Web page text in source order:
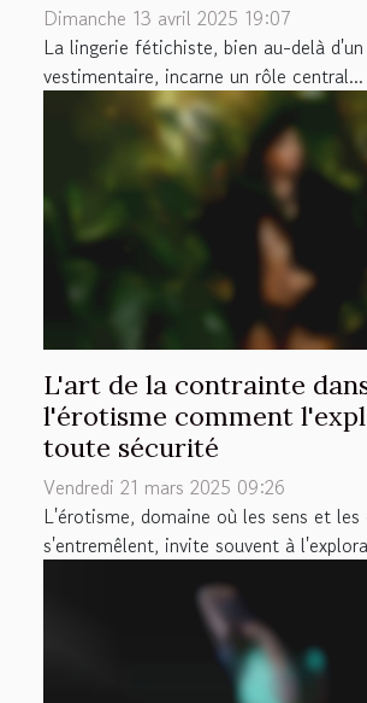
Dimanche 13 avril 2025 19:07
La lingerie fétichiste, bien au-delà
vestimentaire, incarne un rôle central...
L'art de la contrainte
l'érotisme comment
toute sécurité
Vendredi 21 mars 2025 09:26
L'érotisme, domaine où les sens et les
s'entremêlent, invite souvent à